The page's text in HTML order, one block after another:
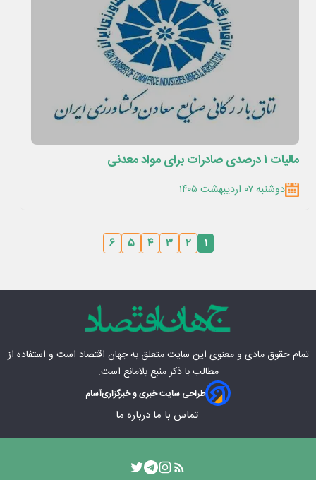
مالیات ۱ درصدی صادرات برای مواد معدنی
دوشنبه ۰۷ اردیبهشت ۱۴۰۵
۱ ۲ ۳ ۴ ۵ ۶
تمام حقوق مادی‌ و معنوی این سایت متعلق بهجهان اقتصاد است و استفاده از
مطالب با ذکر منبع بلامانع است.
طراحی سایت خبری و خبرگزاریآسام
تماس با ما درباره ما